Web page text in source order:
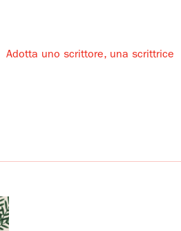
Adotta uno scrittore, una scrittrice